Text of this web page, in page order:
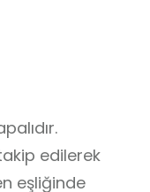
edilerek
eşliğinde